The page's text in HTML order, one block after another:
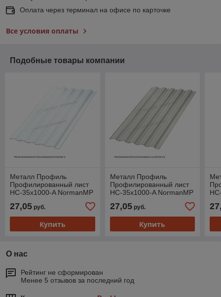
Оплата через терминал на офисе по карточке
Все условия оплаты
Подобные товары компании
Металл Профиль
Профилированный лист
НС-35x1000-A NormanMP
27,05 руб.
Купить
Металл Профиль
Профилированный лист
НС-35x1000-A NormanMP
27,05руб.
Купить
О нас
Рейтинг не сформирован
Менее 5 отзывов за последний год